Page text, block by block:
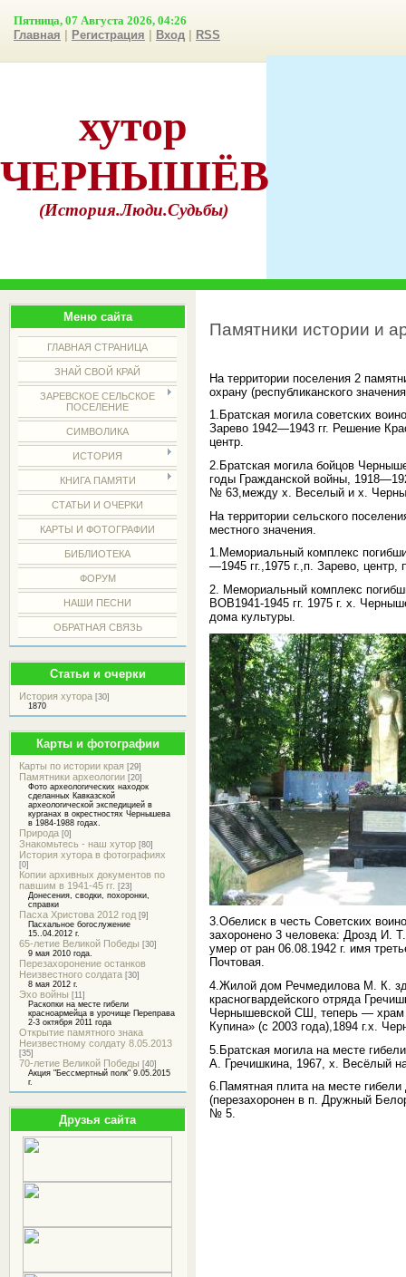
Пятница, 07 Августа 2026, 04:26
Главная
Регистрация Вход RSS
хутор
ЧЕРНЫШЁВ
(История.Люди.Судьбы)
Меню сайта
ГЛАВНАЯ СТРАНИЦА
ЗНАЙ СВОЙ КРАЙ
ЗАРЕВСКОЕ СЕЛЬСКОЕ
ПОСЕЛЕНИЕ
СИМВОЛИКА
ИСТОРИЯ
КНИГА ПАМЯТИ
СТАТЬИ И ОЧЕРКИ
КАРТЫ И ФОТОГРАФИИ
БИБЛИОТЕКА
ФОРУМ
НАШИ ПЕСНИ
ОБРАТНАЯ СВЯЗЬ
Статьи и очерки
История хутора [30]
1870
Карты и фотографии
Карты по истории края [29]
Памятники археологии [20]
Фото археологических находок
сделанных Кавказской
археологической экспедицией в
курганах в окрестностях Чернышева
в 1984-1988 годах.
Природа [0]
Знакомьтесь - наш хутор [80]
История хутора в фотографиях
[0]
Копии архивных документов по
павшим в 1941-45 гг. [23]
Донесения, сводки, похоронки,
справки
Пасха Христова 2012 год [9]
Пасхальное богослужение
15..04.2012 г.
65-летие Великой Победы [30]
9 мая 2010 года.
Перезахоронение останков
Неизвестного солдата [30]
8 мая 2012 г.
Эхо войны [11]
Раскопки на месте гибели
красноармейца в урочище Переправа
2-3 октября 2011 года
Открытие памятного знака
Неизвестному солдату 8.05.2013
[35]
70-летие Великой Победы [40]
Акция "Бессмертный полк" 9.05.2015
г.
Друзья сайта
Памятники истории и
На территории поселения 2
охрану (республиканского
1.Братская могила советских
Зарево 1942—1943 гг. Решение
центр.
2.Братская могила бойцов
годы Гражданской войны,
№ 63,между х. Веселый и х.
На территории сельского
местного значения.
1.Мемориальный комплекс
—1945 гг.,1975 г.,п. Зарево,
2. Мемориальный комплекс
ВОВ1941-1945 гг. 1975 г. х.
дома культуры.
3.Обелиск в честь Советских
захоронено 3 человека: Дрозд И.
умер от ран 06.08.1942 г. имя
Почтовая.
4.Жилой дом Речмедилова М. К.
красногвардейского отряда
Чернышевской СШ, теперь —
Купина» (с 2003 года),1894 г.х.
5.Братская могила на месте
А. Гречишкина, 1967, х. Весёлый
6.Памятная плита на месте
(перезахоронен в п. Дружный
№ 5.